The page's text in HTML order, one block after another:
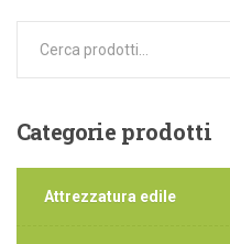
Categorieprodotti
Attrezzatura edile